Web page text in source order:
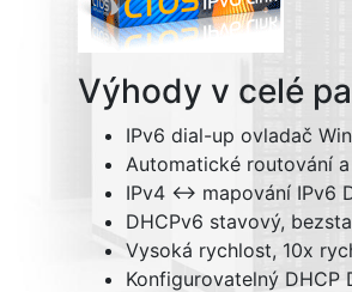
Výhody v celé
IPv6 dial-up ovladač
Automatické routování
IPv4 <-> mapování IPv6
DHCPv6 stavový,
Vysoká rychlost, 10x
Konfigurovatelný DHCP